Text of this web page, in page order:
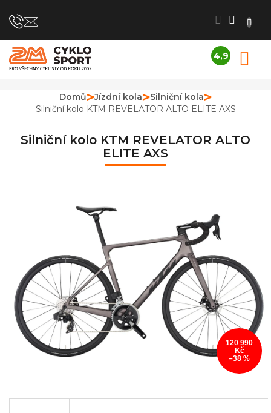
na
4,9
je
4,9
hvězdiček.
Domů Jízdní kola
Silniční kola
Silniční kolo KTM REVELATOR ALTO ELITE AXS
Silniční kolo KTM REVELATOR ALTO
ELITE AXS
120 990
Kč
–38 %